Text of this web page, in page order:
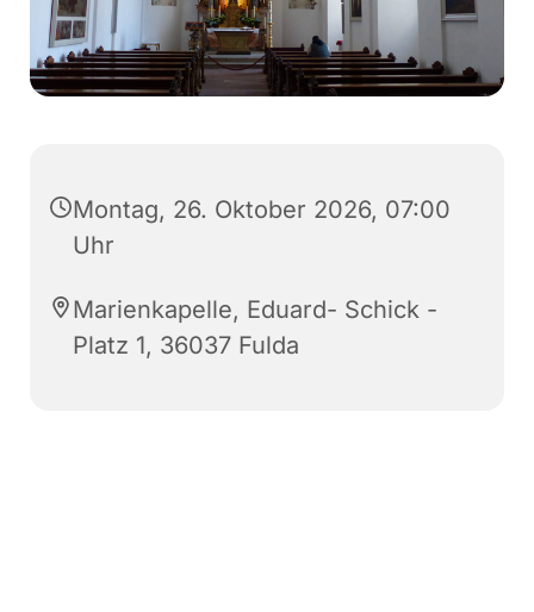
Montag, 26. Oktober 2026, 07:00
Uhr
Marienkapelle, Eduard- Schick -
Platz 1, 36037 Fulda